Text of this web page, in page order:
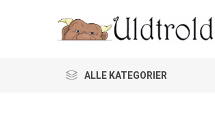
ALLE KATEGORIER